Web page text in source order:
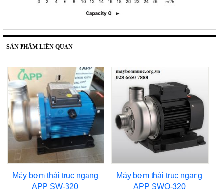
SẢN PHẨM LIÊN QUAN
Máy bơm thải trục ngang
APP SW-320
Máy bơm thải trục ngang
APP SWO-320